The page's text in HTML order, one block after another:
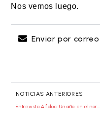
Nos vemos luego.
Enviar por correo
NOTICIAS ANTERIORES
Entrevista Alfaloc: Un año en el norte de Portugal